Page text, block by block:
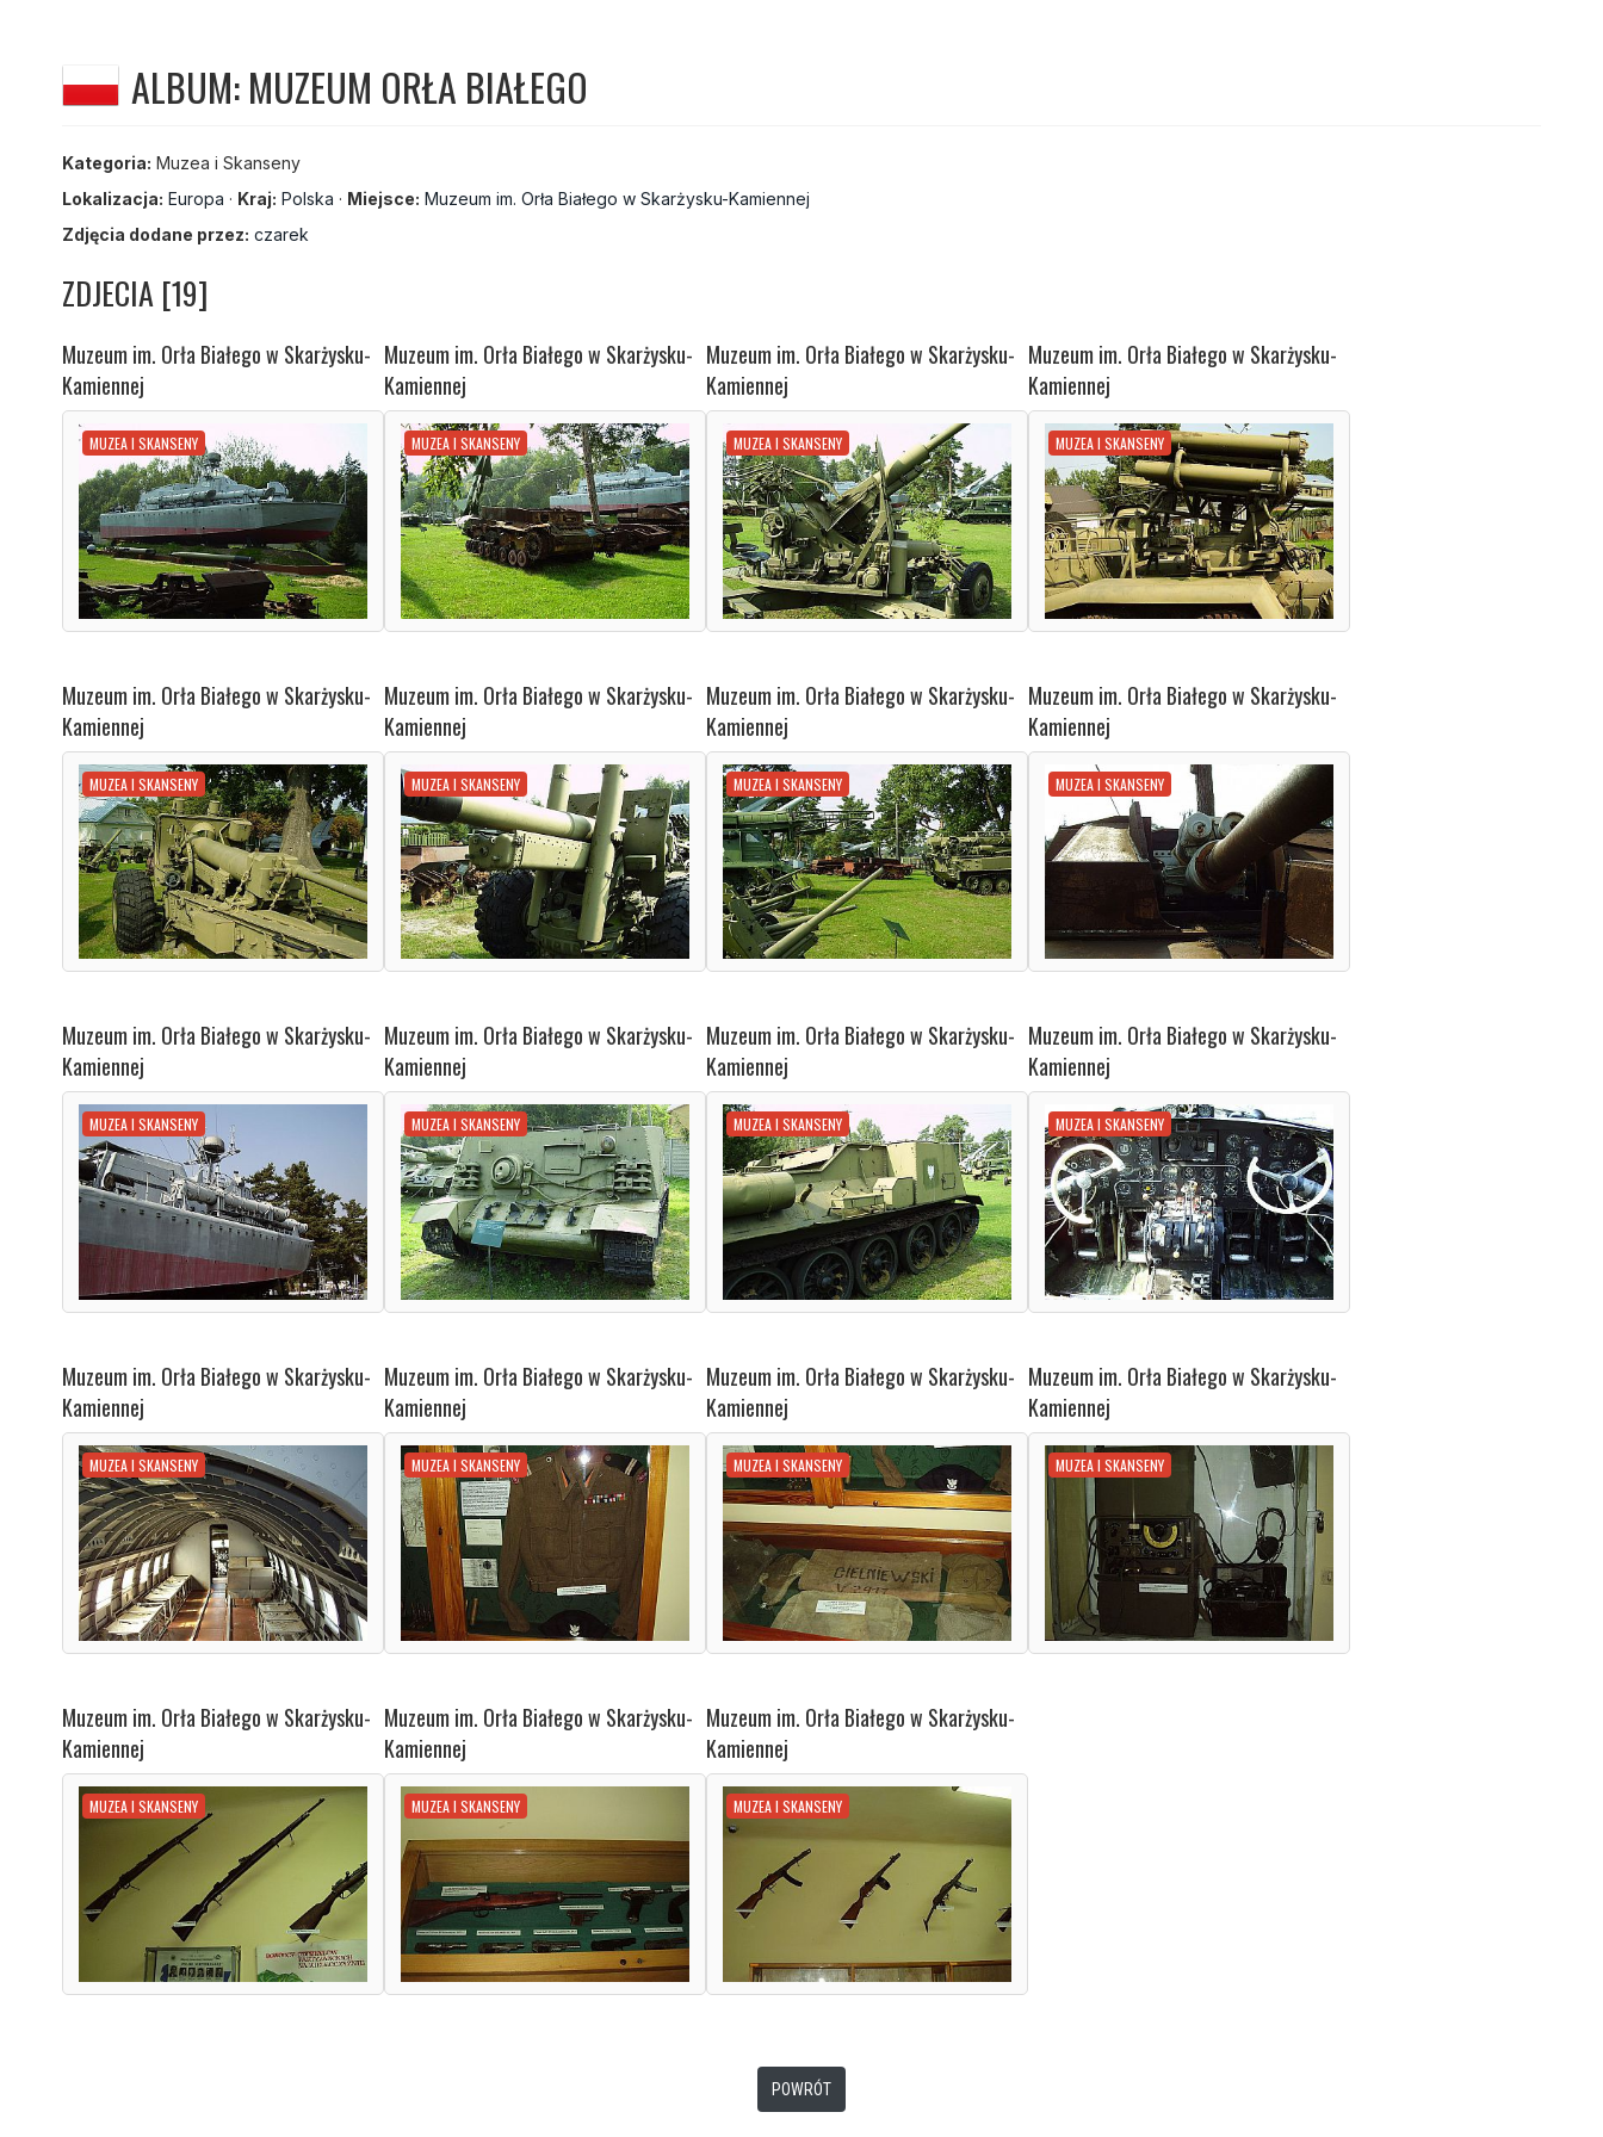
ALBUM: MUZEUM ORŁA BIAŁEGO
Kategoria: Muzea i Skanseny
Lokalizacja: Europa · Kraj: Polska · Miejsce: Muzeum im. Orła Białego w Skarżysku-Kamiennej
Zdjęcia dodane przez: czarek
ZDJECIA [19]
Muzeum im. Orła Białego w Skarżysku-
Kamiennej
MUZEA I SKANSENY
Muzeum im. Orła Białego w Skarżysku-
Kamiennej
MUZEA I SKANSENY
Muzeum im. Orła Białego w Skarżysku-
Kamiennej
MUZEA I SKANSENY
Muzeum im. Orła Białego w Skarżysku-
Kamiennej
MUZEA I SKANSENY
Muzeum im. Orła Białego w Skarżysku-
Kamiennej
MUZEA I SKANSENY
Muzeum im. Orła Białego w Skarżysku-
Kamiennej
MUZEA I SKANSENY
Muzeum im. Orła Białego w Skarżysku-
Kamiennej
MUZEA I SKANSENY
Muzeum im. Orła Białego w Skarżysku-
Kamiennej
MUZEA I SKANSENY
Muzeum im. Orła Białego w Skarżysku-
Kamiennej
MUZEA I SKANSENY
Muzeum im. Orła Białego w Skarżysku-
Kamiennej
MUZEA I SKANSENY
Muzeum im. Orła Białego w Skarżysku-
Kamiennej
MUZEA I SKANSENY
Muzeum im. Orła Białego w Skarżysku-
Kamiennej
MUZEA I SKANSENY
Muzeum im. Orła Białego w Skarżysku-
Kamiennej
MUZEA I SKANSENY
Muzeum im. Orła Białego w Skarżysku-
Kamiennej
MUZEA I SKANSENY
Muzeum im. Orła Białego w Skarżysku-
Kamiennej
MUZEA I SKANSENY
Muzeum im. Orła Białego w Skarżysku-
Kamiennej
MUZEA I SKANSENY
Muzeum im. Orła Białego w Skarżysku-
Kamiennej
MUZEA I SKANSENY
Muzeum im. Orła Białego w Skarżysku-
Kamiennej
MUZEA I SKANSENY
Muzeum im. Orła Białego w Skarżysku-
Kamiennej
MUZEA I SKANSENY
POWRÓT